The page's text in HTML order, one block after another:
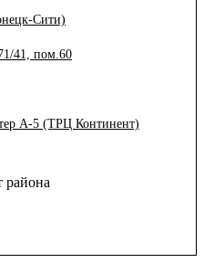
Сити)
41, пом.60
А-5 (ТРЦ Континент)
района